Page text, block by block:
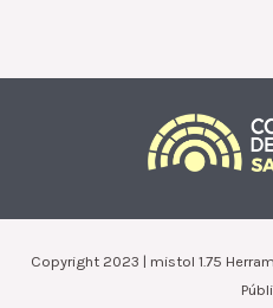
Copyright 2023 | mistol 1.75